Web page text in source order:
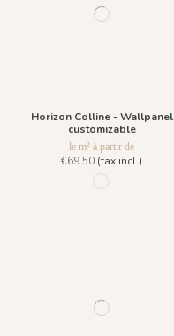
Horizon Colline - Wallpanel
customizable
le m² à partir de
€69.50 (tax incl.)